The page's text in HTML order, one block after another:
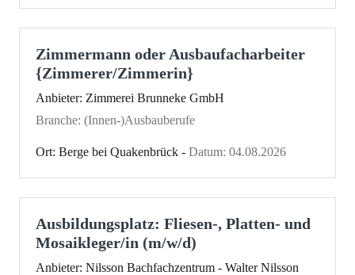
Zimmermann oder Ausbaufacharbeiter
{Zimmerer/Zimmerin}
Anbieter: Zimmerei Brunneke GmbH
Branche: (Innen-)Ausbauberufe
Ort: Berge bei Quakenbrück - Datum: 04.08.2026
Ausbildungsplatz: Fliesen-, Platten- und
Mosaikleger/in (m/w/d)
Anbieter: Nilsson Bachfachzentrum - Walter Nilsson